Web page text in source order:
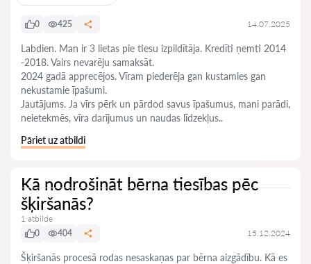
0 425 14.07.2025
Labdien. Man ir 3 lietas pie tiesu izpildītāja. Kredīti ņemti 2014
-2018. Vairs nevarēju samaksāt.
2024 gadā apprecējos. Vīram piederēja gan kustamies gan
nekustamie īpašumi.
Jautājums. Ja vīrs pērk un pārdod savus īpašumus, mani parādi,
neietekmēs, vīra darījumus un naudas līdzekļus..
Pāriet uz atbildi
Kā nodrošināt bērna tiesības pēc
šķiršanās?
1 atbilde
0
404 15.12.2024
Šķiršanās procesā rodas nesaskaņas par bērna aizgādību. Kā es